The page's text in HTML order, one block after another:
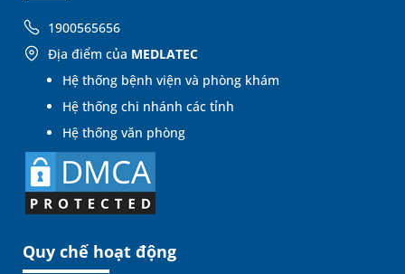
1900565656
Địa điểm của MEDLATEC
Hệ thống bệnh viện và phòng khám
Hệ thống chi nhánh các tỉnh
Hệ thống văn phòng
Quy chế hoạt động